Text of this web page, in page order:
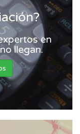
en
llegan.